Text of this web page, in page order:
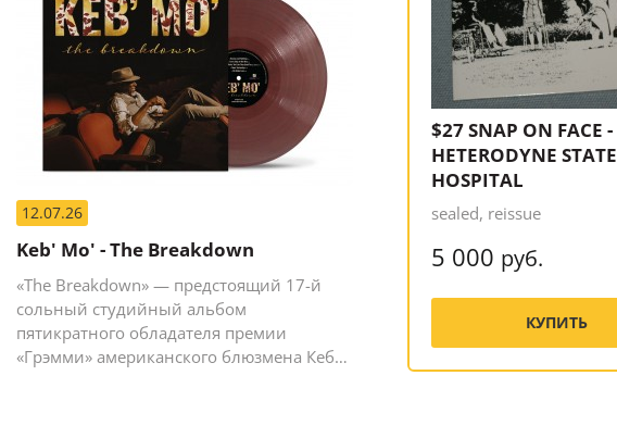
12.07.26
Keb' Mo' - The Breakdown
«The Breakdown» — предстоящий 17-й
сольный студийный альбом
пятикратного обладателя премии
«Грэмми» американского блюзмена Кеба
$27 SNAP ON FACE -
HETERODYNE STATE
HOSPITAL
sealed, reissue
5 000 руб.
КУПИТЬ